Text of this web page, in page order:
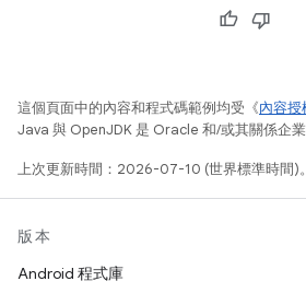
這個頁面中的內容和程式碼範例均受《內容授
Java 與 OpenJDK 是 Oracle 和/或其關係企業
上次更新時間：2026-07-10 (世界標準時間)。
版本
Android 程式庫